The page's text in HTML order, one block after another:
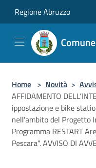
Regione Abruzzo
Home > Novità >
AFFIDAMENTO
ippostazione e bike
nell'ambito del Progetto
Programma RESTART
Pescara". AVVISO DI